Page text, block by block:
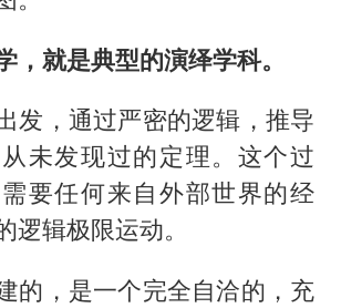
，就是典型的演绎学科。
发，通过严密的逻辑，推导
未发现过的定理。这个过
要任何来自外部世界的经
逻辑极限运动。
的，是一个完全自洽的，充